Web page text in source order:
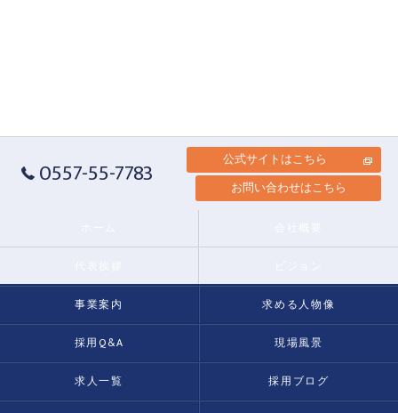
0557-55-7783
公式サイトはこちら
お問い合わせはこちら
事業案内 求める人物像
採用Q&A 現場風景
求人一覧 採用ブログ